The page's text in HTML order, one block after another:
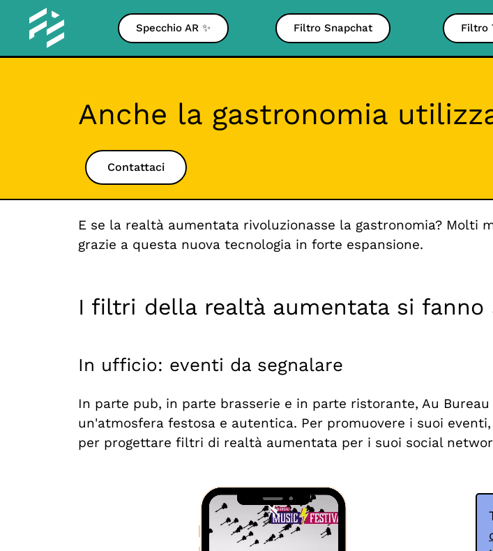
Specchio AR ✨ Filtro Snapchat Filtro
Anche la gastronomia
Contattaci
E se la realtà aumentata rivoluzionasse la gastronomia?
grazie a questa nuova tecnologia in forte espansione.
I filtri della realtà aumentata si
In ufficio: eventi da segnalare
In parte pub, in parte brasserie e in parte ristorante, Au
un'atmosfera festosa e autentica. Per promuovere i suoi
per progettare filtri di realtà aumentata per i suoi social